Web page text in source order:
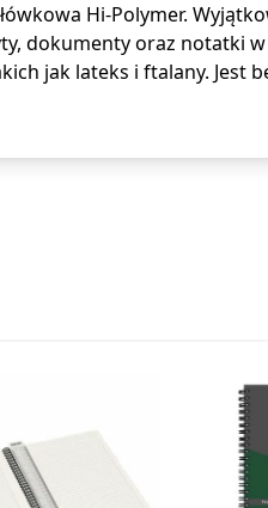
Hi-Polymer.
dokumenty oraz notatki
jak lateks i ftalany. Jest